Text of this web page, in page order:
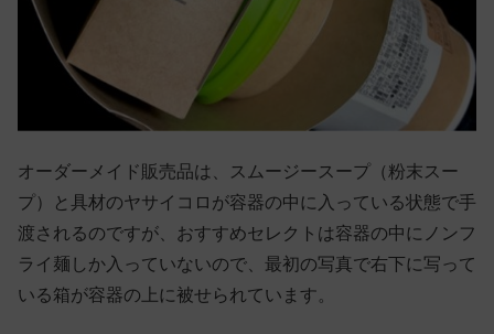
オーダーメイド販売品は、スムージースープ（粉末スー
プ）と具材のヤサイコロが容器の中に入っている状態で手
渡されるのですが、おすすめセレクトは容器の中にノンフ
ライ麺しか入っていないので、最初の写真で右下に写って
いる箱が容器の上に被せられています。